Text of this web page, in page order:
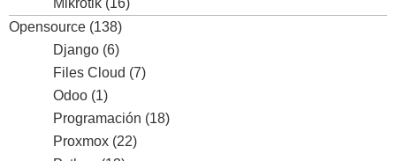
Mikrotik (16)
Opensource (138)
Django (6)
Files Cloud (7)
Odoo (1)
Programación (18)
Proxmox (22)